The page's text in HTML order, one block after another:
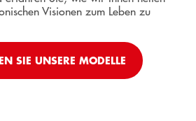
Visionen zum Leben zu
SIE UNSERE MODELLE